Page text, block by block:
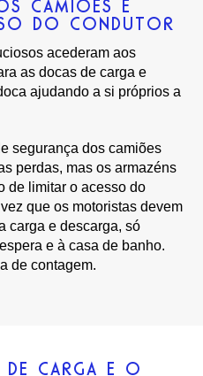
CAMIÕES E
DO CONDUTOR
acederam aos
as docas de carga e
ajudando a si próprios a
segurança dos camiões
perdas, mas os armazéns
de limitar o acesso do
que os motoristas devem
carga e descarga, só
e à casa de banho.
de contagem.
DE CARGA E O